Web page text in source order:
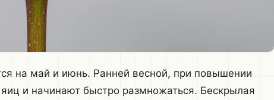
на май и июнь. Ранней весной, при повышении
и начинают быстро размножаться. Бескрылая